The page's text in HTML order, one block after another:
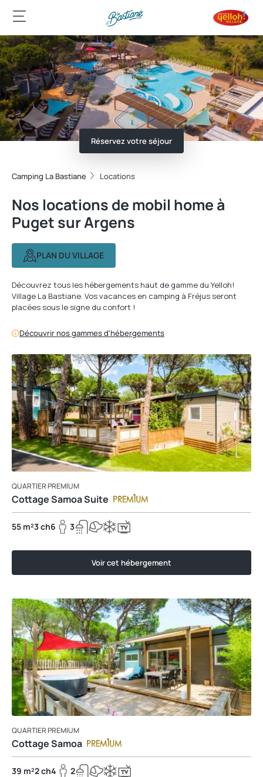
Réservez votre séjour
Camping La Bastiane Locations
Nos locations de mobil home à
Puget sur Argens
PLAN DU VILLAGE
Découvrez tous les hébergements haut de gamme du Yelloh!
Village La Bastiane. Vos vacances en camping à Fréjus seront
placées sous le signe du confort !
Découvrir nos gammes d'hébergements
QUARTIER PREMIUM
Cottage Samoa Suite
55 m²3 ch6 3
Voir cet hébergement
QUARTIER PREMIUM
Cottage Samoa
39 m²2 ch4 2